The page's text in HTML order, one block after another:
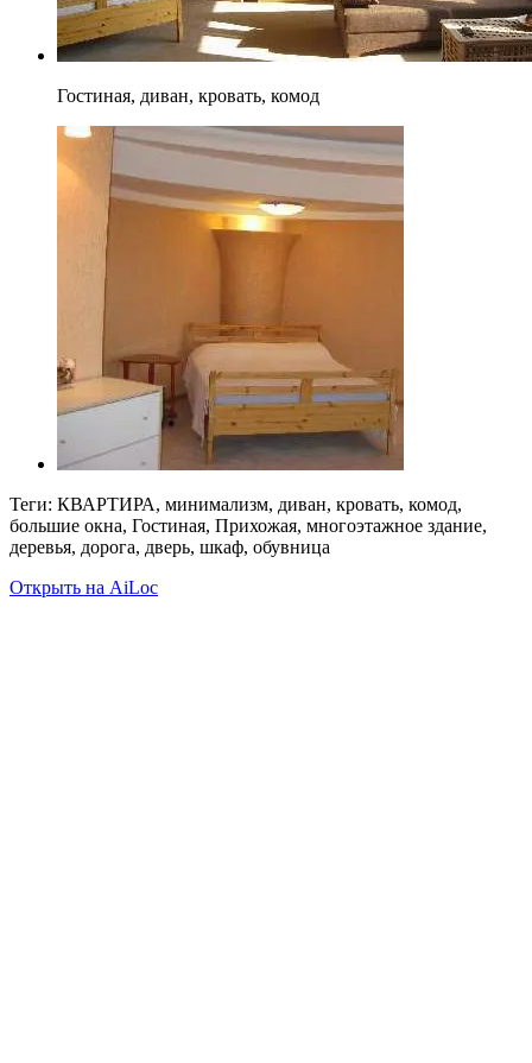
Гостиная, диван, кровать, комод
Теги: КВАРТИРА, минимализм, диван, кровать, комод,
большие окна, Гостиная, Прихожая, многоэтажное здание,
деревья, дорога, дверь, шкаф, обувница
Открыть на AiLoc